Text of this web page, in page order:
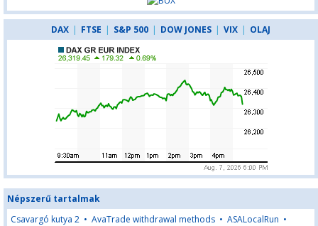
DAX | FTSE | S&P 500 | DOW JONES | VIX | OLAJ
Népszerű tartalmak
Csavargó kutya 2 • AvaTrade withdrawal methods • ASALocalRun •